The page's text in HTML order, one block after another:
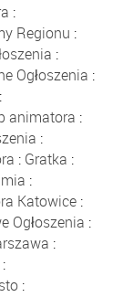
:
Regionu :
:
Ogłoszenia :
animatora :
:
: Gratka :
:
Katowice :
Ogłoszenia :
:
:
: